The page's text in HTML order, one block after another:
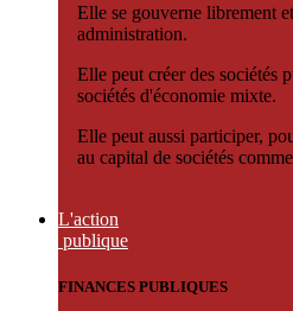
Elle se gouverne librement
administration.
Elle peut créer des sociétés
sociétés d'économie mixte.
Elle peut aussi participer,
au capital de sociétés
L'action
publique
FINANCES PUBLIQUES